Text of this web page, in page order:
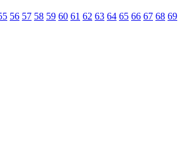
56 57 58 59 60 61 62 63 64 65 66 67 68 69